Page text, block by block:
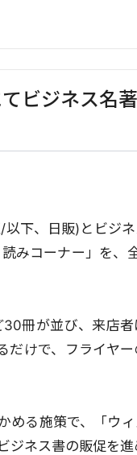
ビジネス名
下、日販)とビジ
みコーナー」を
冊が並び、来店
だけで、フライヤ
める施策で、「ウ
ネス書の販促を進